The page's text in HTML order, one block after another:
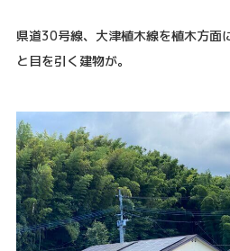
県道30号線、大津植木線を植木方面
と目を引く建物が。